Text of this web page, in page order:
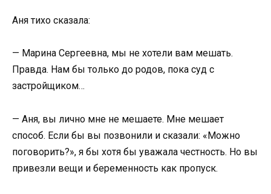
Аня тихо сказала:
— Марина Сергеевна, мы не хотели вам мешать.
Правда. Нам бы только до родов, пока суд с
застройщиком…
— Аня, вы лично мне не мешаете. Мне мешает
способ. Если бы вы позвонили и сказали: «Можно
поговорить?», я бы хотя бы уважала честность. Но вы
привезли вещи и беременность как пропуск.